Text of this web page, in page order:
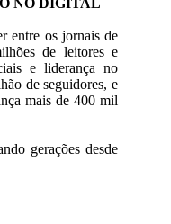
NO DIGITAL
entre os jornais de
de leitores e
e liderança no
de seguidores, e
mais de 400 mil
gerações desde